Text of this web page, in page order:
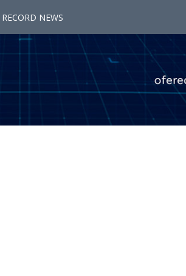
RECORD NEWS